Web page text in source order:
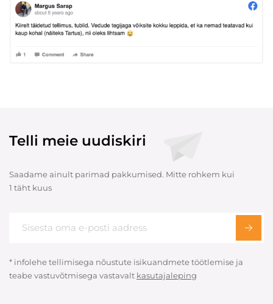
Telli meie uudiskiri
Saadame ainult parimad pakkumised. Mitte rohkem kui
1 täht kuus
* infolehe tellimisega nõustute isikuandmete töötlemise ja
teabe vastuvõtmisega vastavalt kasutajaleping